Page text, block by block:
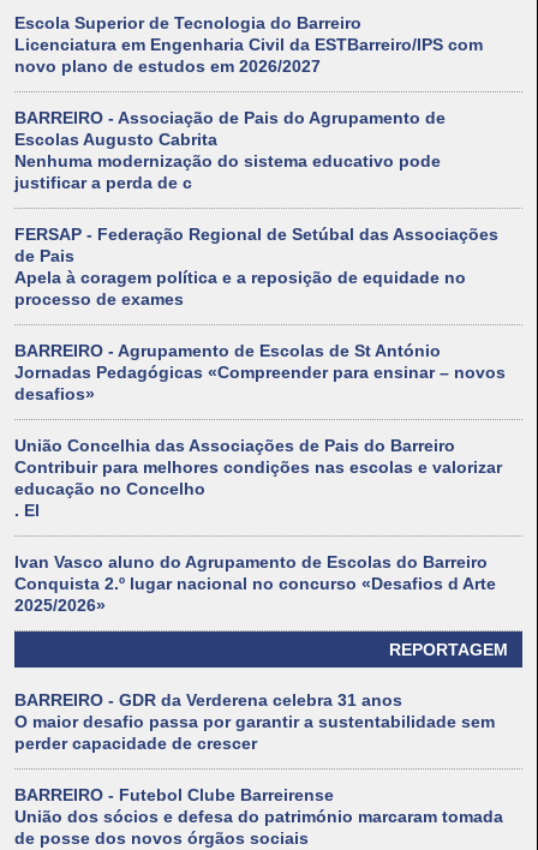
Escola Superior de Tecnologia do Barreiro
Licenciatura em Engenharia Civil da ESTBarreiro/IPS com
novo plano de estudos em 2026/2027
BARREIRO - Associação de Pais do Agrupamento de
Escolas Augusto Cabrita
Nenhuma modernização do sistema educativo pode
justificar a perda de c
FERSAP - Federação Regional de Setúbal das Associações
de Pais
Apela à coragem política e a reposição de equidade no
processo de exames
BARREIRO - Agrupamento de Escolas de St António
Jornadas Pedagógicas «Compreender para ensinar – novos
desafios»
União Concelhia das Associações de Pais do Barreiro
Contribuir para melhores condições nas escolas e valorizar
educação no Concelho
. El
Ivan Vasco aluno do Agrupamento de Escolas do Barreiro
Conquista 2.º lugar nacional no concurso «Desafios d Arte
2025/2026»
REPORTAGEM
BARREIRO - GDR da Verderena celebra 31 anos
O maior desafio passa por garantir a sustentabilidade sem
perder capacidade de crescer
BARREIRO - Futebol Clube Barreirense
União dos sócios e defesa do património marcaram tomada
de posse dos novos órgãos sociais